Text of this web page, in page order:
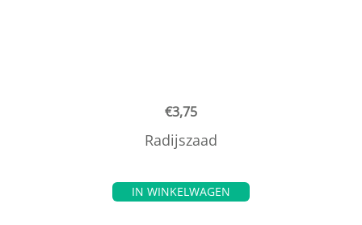
€3,75
Radijszaad
IN WINKELWAGEN